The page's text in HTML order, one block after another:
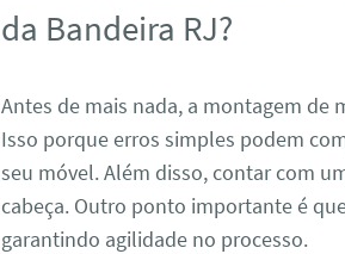
da Bandeira RJ?
Antes de mais nada, a montagem de
Isso porque erros simples podem
seu móvel. Além disso, contar com
cabeça. Outro ponto importante é
garantindo agilidade no processo.